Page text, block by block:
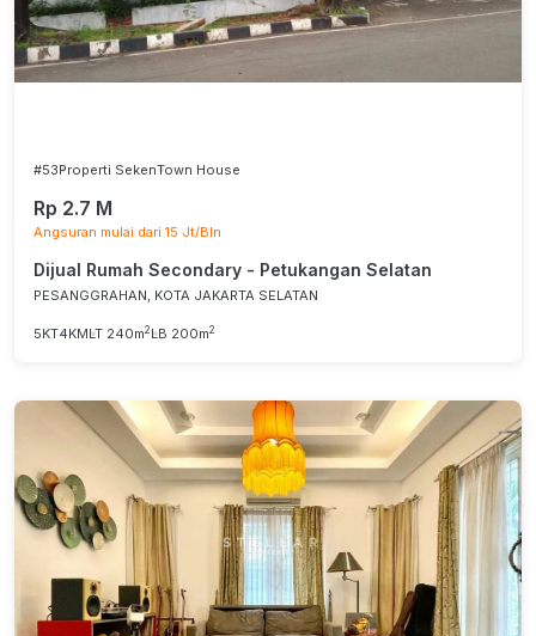
#53Properti SekenTown House
Rp 2.7 M
Angsuran mulai dari 15 Jt/Bln
Dijual Rumah Secondary - Petukangan Selatan
PESANGGRAHAN, KOTA JAKARTA SELATAN
5KT4KMLT 240m2 LB 200m2